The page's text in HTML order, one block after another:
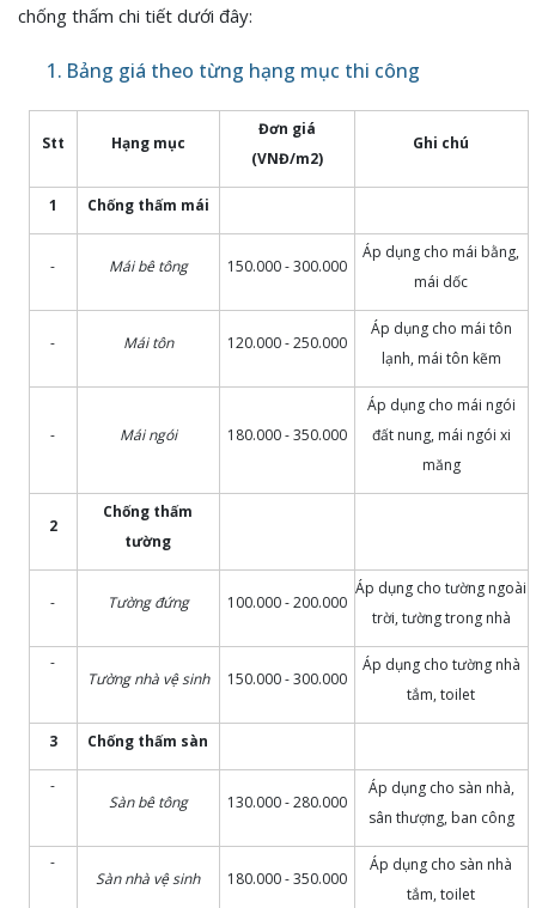
chống thấm chi tiết dưới đây:
1. Bảng giá theo từng hạng mục thi công
Stt Hạng mục
Đơn giá
(VNĐ/m2)
Ghi chú
1 Chống thấm mái
- Mái bê tông 150.000 - 300.000
Áp dụng cho mái bằng,
mái dốc
- Mái tôn 120.000 - 250.000
Áp dụng cho mái tôn
lạnh, mái tôn kẽm
- Mái ngói 180.000 - 350.000
Áp dụng cho mái ngói
đất nung, mái ngói xi
măng
2
Chống thấm
tường
- Tường đứng 100.000 - 200.000
Áp dụng cho tường ngoài
trời, tường trong nhà
-
Tường nhà vệ sinh
150.000 - 300.000
Áp dụng cho tường nhà
tắm, toilet
3 Chống thấm sàn
-
Sàn bê tông
130.000 - 280.000
Áp dụng cho sàn nhà,
sân thượng, ban công
-
Sàn nhà vệ sinh
180.000 - 350.000
Áp dụng cho sàn nhà
tắm, toilet